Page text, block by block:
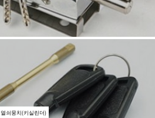
열쇠뭉치(키실린더)